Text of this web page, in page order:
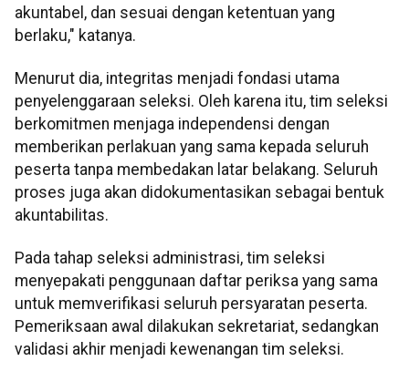
akuntabel, dan sesuai dengan ketentuan yang
berlaku," katanya.
Menurut dia, integritas menjadi fondasi utama
penyelenggaraan seleksi. Oleh karena itu, tim seleksi
berkomitmen menjaga independensi dengan
memberikan perlakuan yang sama kepada seluruh
peserta tanpa membedakan latar belakang. Seluruh
proses juga akan didokumentasikan sebagai bentuk
akuntabilitas.
Pada tahap seleksi administrasi, tim seleksi
menyepakati penggunaan daftar periksa yang sama
untuk memverifikasi seluruh persyaratan peserta.
Pemeriksaan awal dilakukan sekretariat, sedangkan
validasi akhir menjadi kewenangan tim seleksi.